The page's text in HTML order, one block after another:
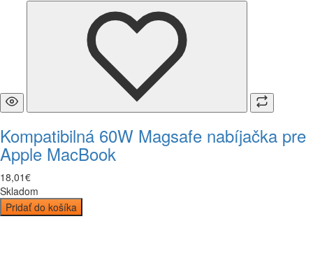
Kompatibilná 60W Magsafe nabíjačka pre
Apple MacBook
18,01€
Skladom
Pridať do košíka